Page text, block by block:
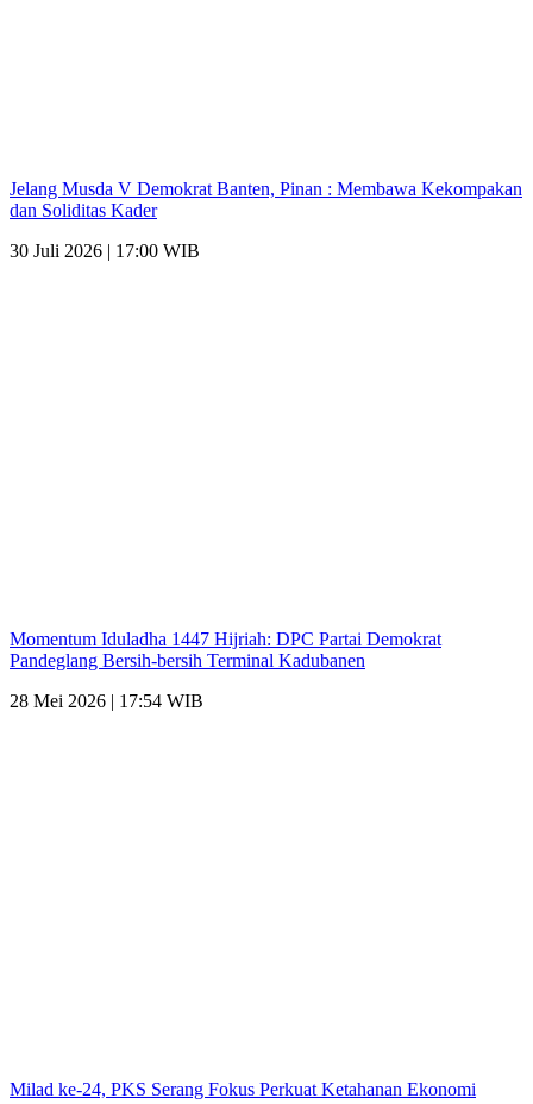
Jelang Musda V Demokrat Banten, Pinan : Membawa Kekompakan
dan Soliditas Kader
30 Juli 2026 | 17:00 WIB
Momentum Iduladha 1447 Hijriah: DPC Partai Demokrat
Pandeglang Bersih-bersih Terminal Kadubanen
28 Mei 2026 | 17:54 WIB
Milad ke-24, PKS Serang Fokus Perkuat Ketahanan Ekonomi